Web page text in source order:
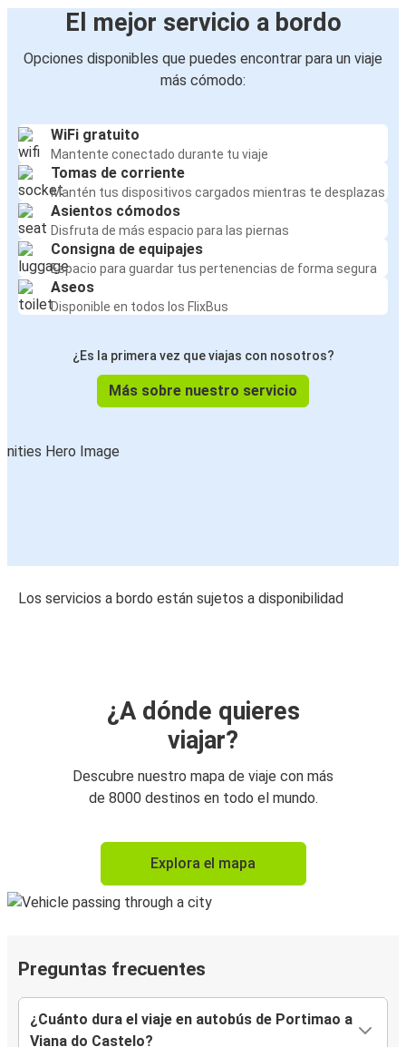
El mejor servicio a bordo
Opciones disponibles que puedes encontrar para un viaje
más cómodo:
WiFi gratuito
Mantente conectado durante tu viaje
Tomas de corriente
Mantén tus dispositivos cargados mientras te desplazas
Asientos cómodos
Disfruta de más espacio para las piernas
Consigna de equipajes
Espacio para guardar tus pertenencias de forma segura
Aseos
Disponible en todos los FlixBus
¿Es la primera vez que viajas con nosotros?
Más sobre nuestro servicio
Los servicios a bordo están sujetos a disponibilidad
¿A dónde quieres
viajar?
Descubre nuestro mapa de viaje con más
de 8000 destinos en todo el mundo.
Explora el mapa
Preguntas frecuentes
¿Cuánto dura el viaje en autobús de Portimao a
Viana do Castelo?